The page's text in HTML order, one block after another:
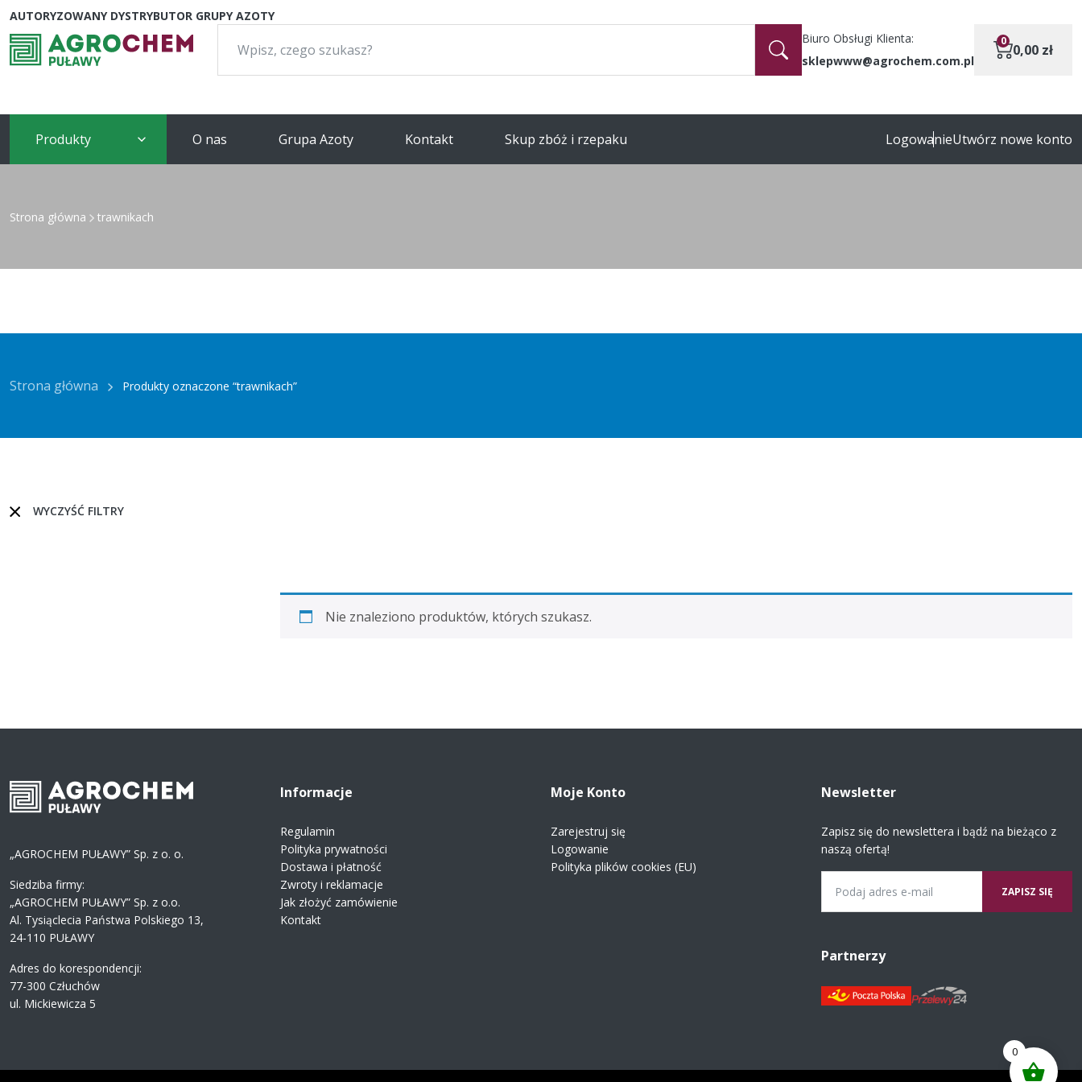
AUTORYZOWANY DYSTRYBUTOR GRUPY AZOTY
Biuro Obsługi Klienta:
sklepwww@agrochem.com.pl
0
0,00 zł
Produkty O nas Grupa Azoty Kontakt Skup zbóż i rzepaku LogowanieUtwórz nowe konto
Strona główna trawnikach
Strona główna Produkty oznaczone “trawnikach”
Nie znaleziono produktów, których szukasz.
WYCZYŚĆ FILTRY
„AGROCHEM PUŁAWY” Sp. z o. o.
Siedziba firmy:
„AGROCHEM PUŁAWY” Sp. z o.o.
Al. Tysiąclecia Państwa Polskiego 13,
24-110 PUŁAWY
Adres do korespondencji:
77-300 Człuchów
ul. Mickiewicza 5
Informacje
Regulamin
Polityka prywatności
Dostawa i płatność
Zwroty i reklamacje
Jak złożyć zamówienie
Kontakt
Moje Konto
Zarejestruj się
Logowanie
Polityka plików cookies (EU)
Newsletter
Zapisz się do newslettera i bądź na bieżąco z
naszą ofertą!
Partnerzy
0